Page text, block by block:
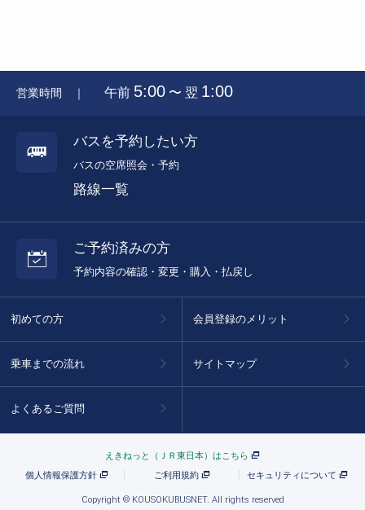
営業時間 ｜ 午前 5:00 〜 翌 1:00
バスを予約したい方
バスの空席照会・予約
路線一覧
ご予約済みの方
予約内容の確認・変更・購入・払戻し
初めての方
乗車までの流れ
よくあるご質問
会員登録のメリット
サイトマップ
えきねっと（ＪＲ東日本）はこちら
個人情報保護方針
ご利用規約 セキュリティについて
Copyright © KOUSOKUBUSNET. All rights reserved